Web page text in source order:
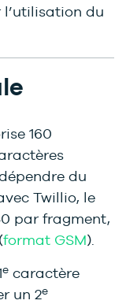
du
160
du
Twillio, le
par fragment,
format GSM).
e caractère
un 2e